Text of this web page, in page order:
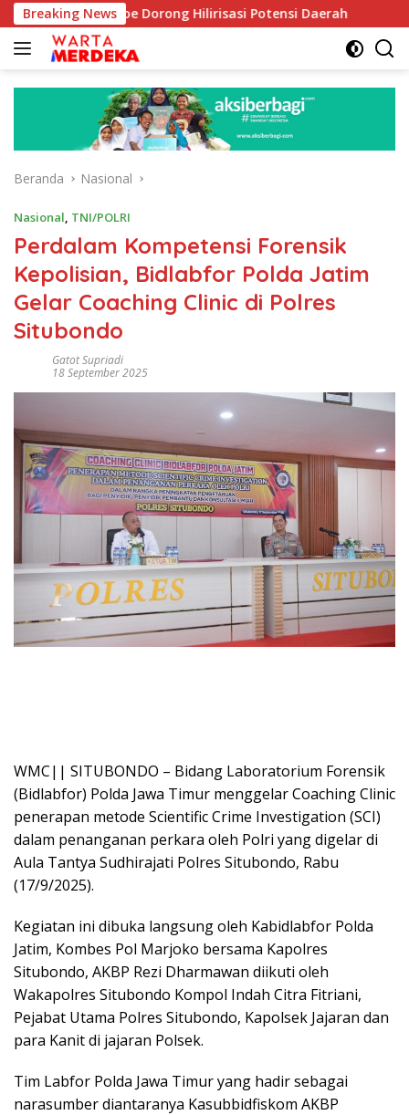
Langsung
ke
konten
Breaking News
Dorong Hilirisasi Potensi Daerah DPR Dorong
Beranda Nasional
Nasional, TNI/POLRI
Perdalam Kompetensi Forensik
Kepolisian, Bidlabfor Polda Jatim
Gelar Coaching Clinic di Polres
Situbondo
Gatot Supriadi
18 September 2025
WMC|| SITUBONDO – Bidang Laboratorium Forensik
(Bidlabfor) Polda Jawa Timur menggelar Coaching Clinic
penerapan metode Scientific Crime Investigation (SCI)
dalam penanganan perkara oleh Polri yang digelar di
Aula Tantya Sudhirajati Polres Situbondo, Rabu
(17/9/2025).
Kegiatan ini dibuka langsung oleh Kabidlabfor Polda
Jatim, Kombes Pol Marjoko bersama Kapolres
Situbondo, AKBP Rezi Dharmawan diikuti oleh
Wakapolres Situbondo Kompol Indah Citra Fitriani,
Pejabat Utama Polres Situbondo, Kapolsek Jajaran dan
para Kanit di jajaran Polsek.
Tim Labfor Polda Jawa Timur yang hadir sebagai
narasumber diantaranya Kasubbidfiskom AKBP